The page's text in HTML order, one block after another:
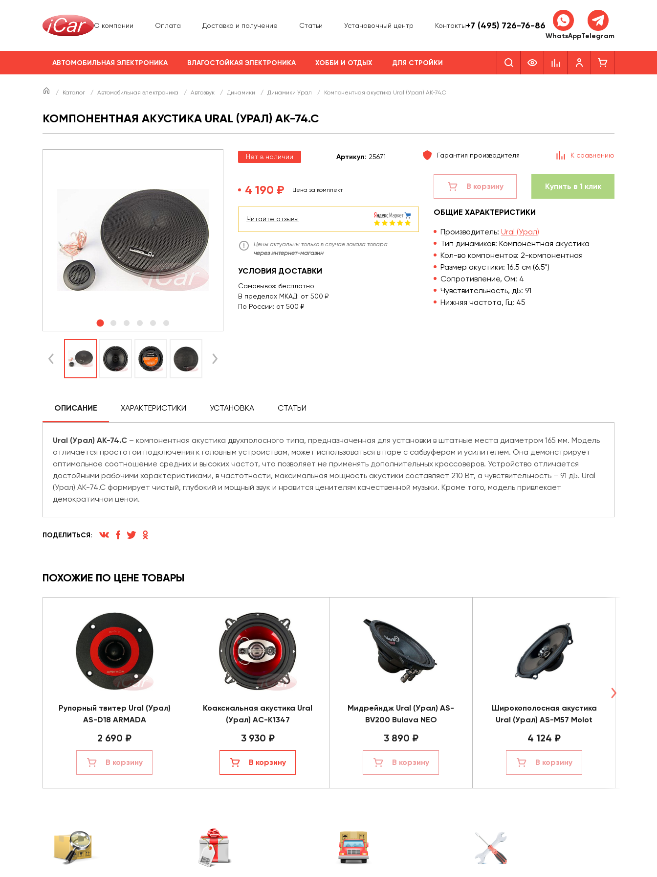
О компании Оплата Доставка и получение Статьи Установочный центр Контакты+7 (495) 726-76-86
WhatsAppTelegram
АВТОМОБИЛЬНАЯ ЭЛЕКТРОНИКА ВЛАГОСТОЙКАЯ ЭЛЕКТРОНИКА ХОББИ И ОТДЫХ ДЛЯ СТРОЙКИ
/ Каталог / Автомобильная электроника / Автозвук / Динамики / Динамики Урал / Компонентная акустика Ural (Урал) AK-74.C
КОМПОНЕНТНАЯ АКУСТИКА URAL (УРАЛ) AK-74.C
Нет в наличии Артикул: 25671 Гарантия производителя К сравнению
4 190 ₽ Цена за комплект
Читайте отзывы
Цены актуальны только в случае заказа товара
через интернет-магазин
УСЛОВИЯ ДОСТАВКИ
Самовывоз: бесплатно
В пределах МКАД: от 500 ₽
По России: от 500 ₽
В корзину Купить в 1 клик
ОБЩИЕ ХАРАКТЕРИСТИКИ
Производитель: Ural (Урал)
Тип динамиков: Компонентная акустика
Кол-во компонентов: 2-компонентная
Размер акустики: 16.5 см (6.5")
Сопротивление, Ом: 4
Чувствительность, дБ: 91
Нижняя частота, Гц: 45
ОПИСАНИЕ ХАРАКТЕРИСТИКИ УСТАНОВКА СТАТЬИ
Ural (Урал) AK-74.C – компонентная акустика двухполосного типа, предназначенная для установки в штатные места диаметром 165 мм. Модель
отличается простотой подключения к головным устройствам, может использоваться в паре с сабвуфером и усилителем. Она демонстрирует
оптимальное соотношение средних и высоких частот, что позволяет не применять дополнительных кроссоверов. Устройство отличается
достойными рабочими характеристиками, в частотности, максимальная мощность акустики составляет 210 Вт, а чувствительность – 91 дБ. Ural
(Урал) AK-74.C формирует чистый, глубокий и мощный звук и нравится ценителям качественной музыки. Кроме того, модель привлекает
демократичной ценой.
ПОДЕЛИТЬСЯ:
ПОХОЖИЕ ПО ЦЕНЕ ТОВАРЫ
Рупорный твитер Ural (Урал)
AS-D18 ARMADA
2 690 ₽
В корзину
Коаксиальная акустика Ural
(Урал) АС-К1347
3 930 ₽
В корзину
Мидрейндж Ural (Урал) AS-
BV200 Bulava NEO
3 890 ₽
В корзину
Широкополосная акустика
Ural (Урал) AS-M57 Molot
4 124 ₽
В корзину